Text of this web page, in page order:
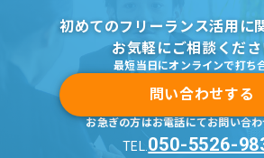
初めてのフリーランス活用に
お気軽にご相談くださ
最短当日にオンラインで打ち
問い合わせする
お急ぎの方はお電話にてお問い合
TEL. 050-5526-